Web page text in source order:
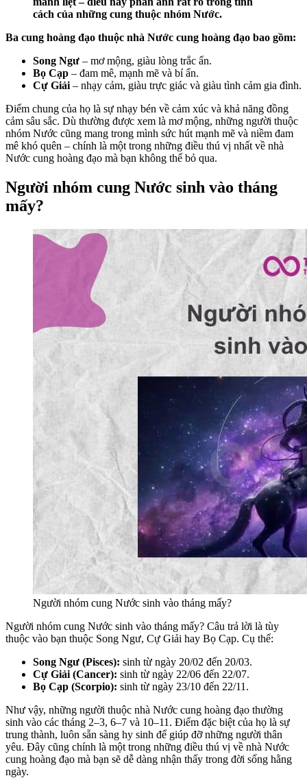
cách của những cung thuộc nhóm Nước.
Ba cung hoàng đạo thuộc nhà Nước cung hoàng đạo bao gồm:
Song Ngư – mơ mộng, giàu lòng trắc ẩn.
Bọ Cạp – đam mê, mạnh mẽ và bí ẩn.
Cự Giải – nhạy cảm, giàu trực giác và giàu tình cảm gia đình.
Điểm chung của họ là sự nhạy bén về cảm xúc và khả năng đồng
cảm sâu sắc. Dù thường được xem là mơ mộng, những người thuộc
nhóm Nước cũng mang trong mình sức hút mạnh mẽ và niềm đam
mê khó quên – chính là một trong những điều thú vị nhất về nhà
Nước cung hoàng đạo mà bạn không thể bỏ qua.
Người nhóm cung Nước sinh vào tháng
mấy?
Người nhóm cung Nước sinh vào tháng mấy?
Người nhóm cung Nước sinh vào tháng mấy? Câu trả lời là tùy
thuộc vào bạn thuộc Song Ngư, Cự Giải hay Bọ Cạp. Cụ thể:
Song Ngư (Pisces): sinh từ ngày 20/02 đến 20/03.
Cự Giải (Cancer): sinh từ ngày 22/06 đến 22/07.
Bọ Cạp (Scorpio): sinh từ ngày 23/10 đến 22/11.
Như vậy, những người thuộc nhà Nước cung hoàng đạo thường
sinh vào các tháng 2–3, 6–7 và 10–11. Điểm đặc biệt của họ là sự
trung thành, luôn sẵn sàng hy sinh để giúp đỡ những người thân
yêu. Đây cũng chính là một trong những điều thú vị về nhà Nước
cung hoàng đạo mà bạn sẽ dễ dàng nhận thấy trong đời sống hằng
ngày.